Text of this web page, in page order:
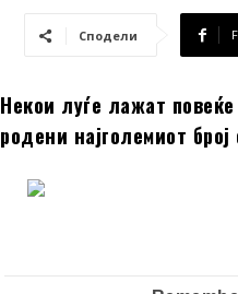
Сподели
Некои луѓе лажат
родени најголемиот